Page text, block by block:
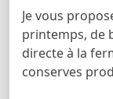
Je vous
printemps, de
directe à la
conserves